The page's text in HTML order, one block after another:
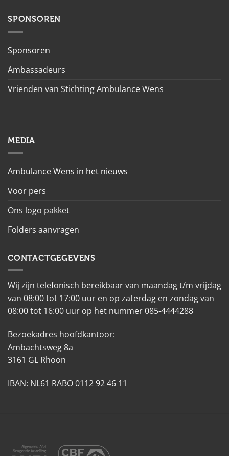
SPONSOREN
Sponsoren
Ambassadeurs
Vrienden van Stichting Ambulance Wens
MEDIA
Ambulance Wens in het nieuws
Voor pers
Ons logo pakket
Folders aanvragen
CONTACTGEGEVENS
Wij zijn telefonisch bereikbaar van maandag t/m vrijdag
van 08:00 tot 17:00 uur en op zaterdag en zondag van
08:00 tot 16:00 uur op het nummer 085-4444288
Bezoekadres hoofdkantoor:
Ambachtsweg 8a
3161 GL Rhoon
IBAN: NL61 RABO 0112 92 46 11